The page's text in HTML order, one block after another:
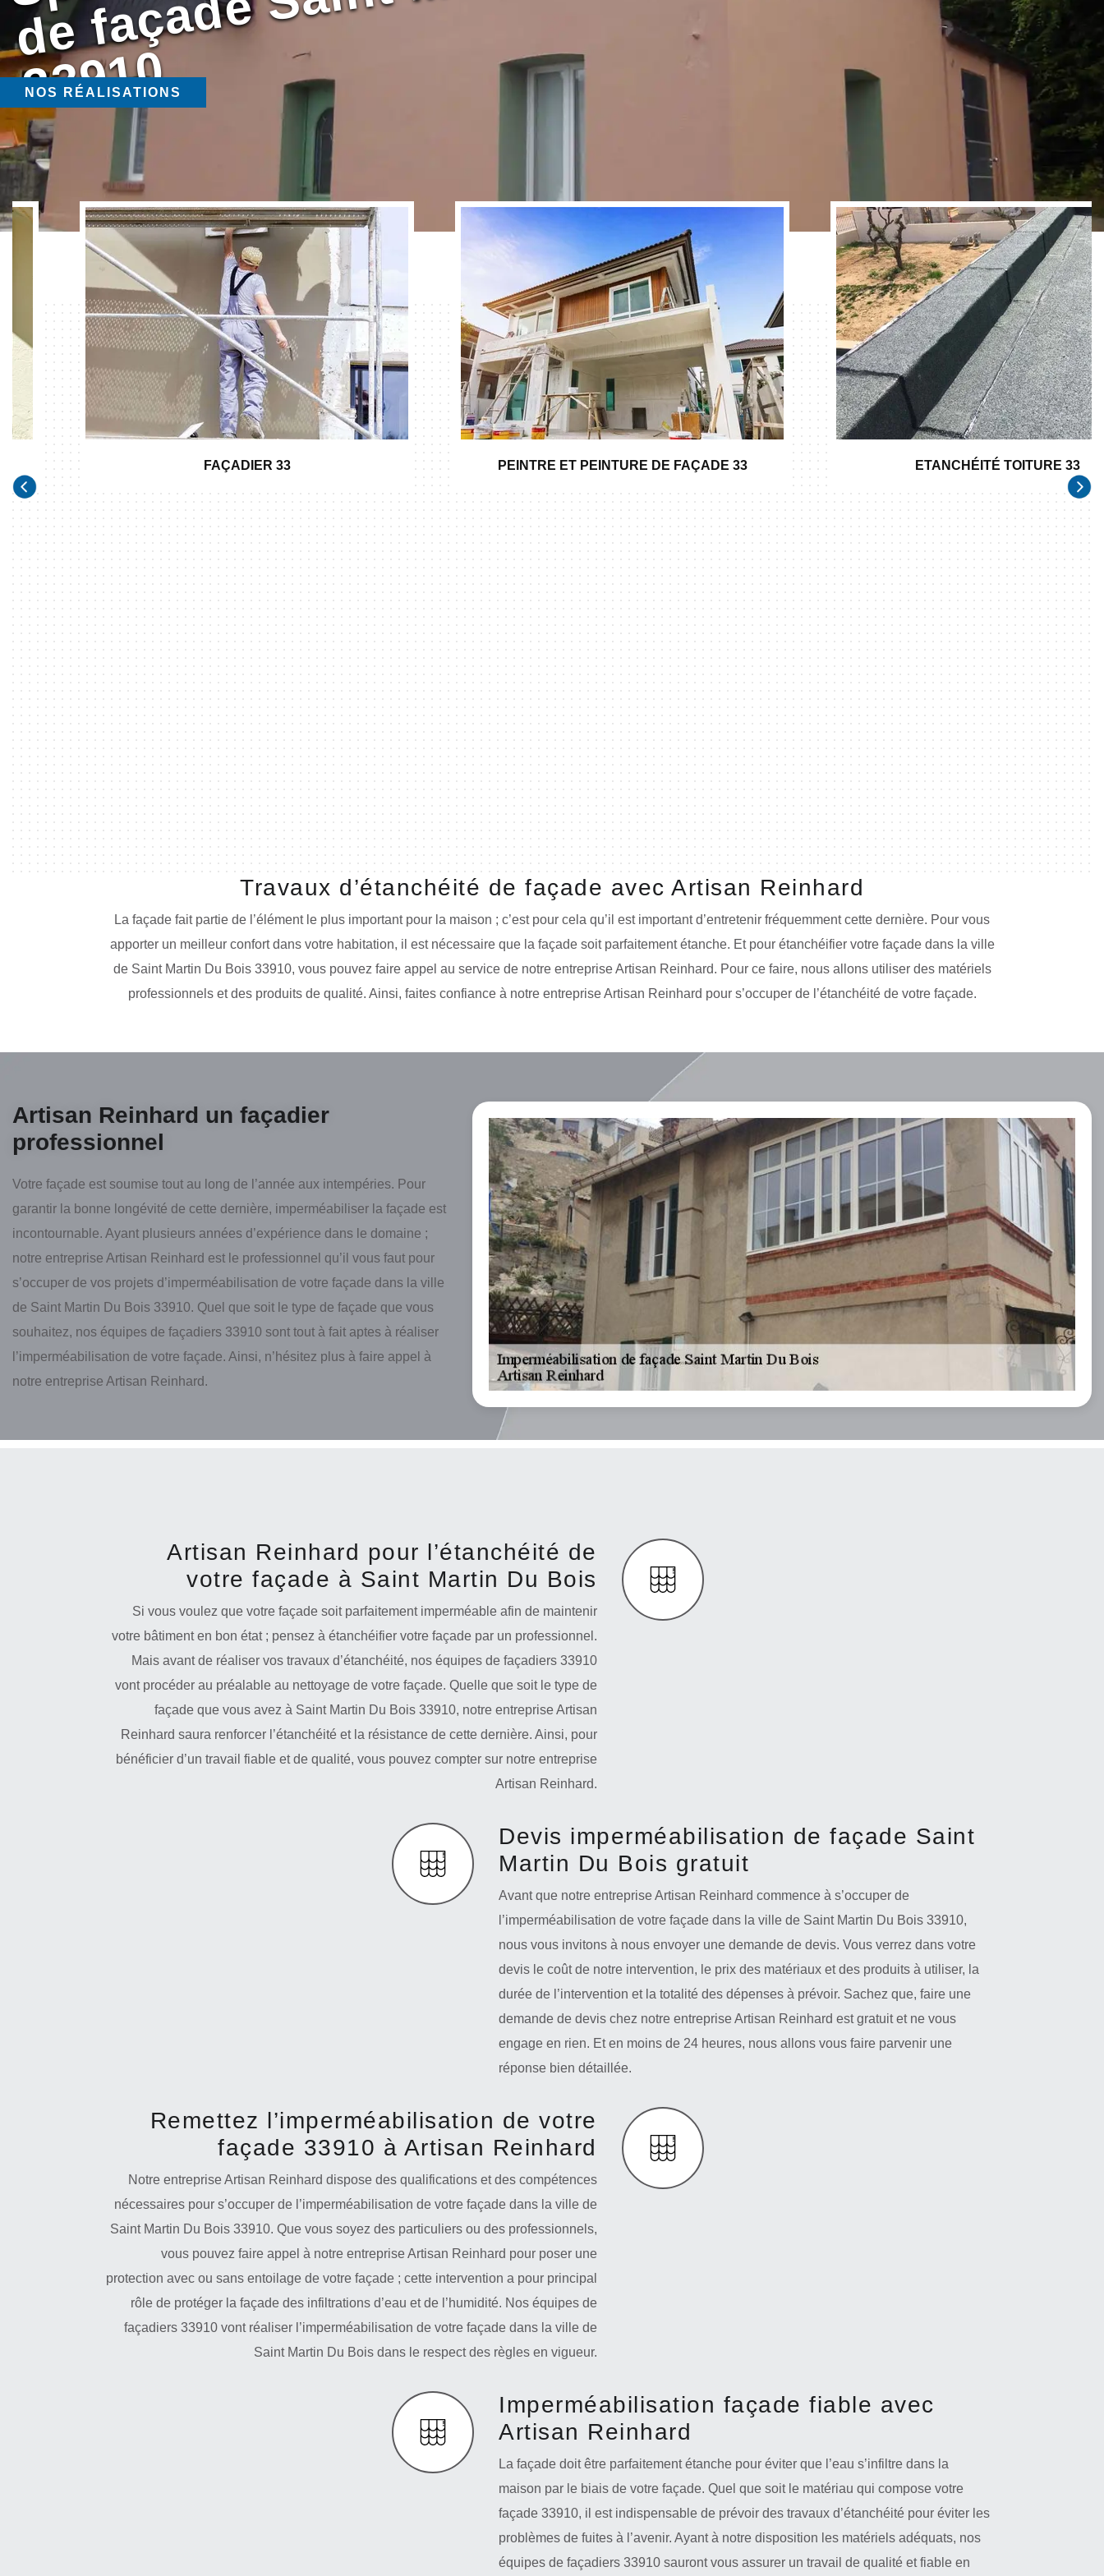
0
NOS RÉALISATIONS
FAÇADIER 33 PEINTRE ET PEINTURE DE FAÇADE 33 ETANCHÉITÉ TOITURE 33
Travaux d’étanchéité de façade avec Artisan Reinhard
La façade fait partie de l’élément le plus important pour la maison ; c’est pour cela qu’il est important d’entretenir fréquemment cette dernière. Pour vous
apporter un meilleur confort dans votre habitation, il est nécessaire que la façade soit parfaitement étanche. Et pour étanchéifier votre façade dans la ville
de Saint Martin Du Bois 33910, vous pouvez faire appel au service de notre entreprise Artisan Reinhard. Pour ce faire, nous allons utiliser des matériels
professionnels et des produits de qualité. Ainsi, faites confiance à notre entreprise Artisan Reinhard pour s’occuper de l’étanchéité de votre façade.
Artisan Reinhard un façadier
professionnel
Votre façade est soumise tout au long de l’année aux intempéries. Pour
garantir la bonne longévité de cette dernière, imperméabiliser la façade est
incontournable. Ayant plusieurs années d’expérience dans le domaine ;
notre entreprise Artisan Reinhard est le professionnel qu’il vous faut pour
s’occuper de vos projets d’imperméabilisation de votre façade dans la ville
de Saint Martin Du Bois 33910. Quel que soit le type de façade que vous
souhaitez, nos équipes de façadiers 33910 sont tout à fait aptes à réaliser
l’imperméabilisation de votre façade. Ainsi, n’hésitez plus à faire appel à
notre entreprise Artisan Reinhard.
Artisan Reinhard pour l’étanchéité de
votre façade à Saint Martin Du Bois
Si vous voulez que votre façade soit parfaitement imperméable afin de maintenir
votre bâtiment en bon état ; pensez à étanchéifier votre façade par un professionnel.
Mais avant de réaliser vos travaux d’étanchéité, nos équipes de façadiers 33910
vont procéder au préalable au nettoyage de votre façade. Quelle que soit le type de
façade que vous avez à Saint Martin Du Bois 33910, notre entreprise Artisan
Reinhard saura renforcer l’étanchéité et la résistance de cette dernière. Ainsi, pour
bénéficier d’un travail fiable et de qualité, vous pouvez compter sur notre entreprise
Artisan Reinhard.
Devis imperméabilisation de façade Saint
Martin Du Bois gratuit
Avant que notre entreprise Artisan Reinhard commence à s’occuper de
l’imperméabilisation de votre façade dans la ville de Saint Martin Du Bois 33910,
nous vous invitons à nous envoyer une demande de devis. Vous verrez dans votre
devis le coût de notre intervention, le prix des matériaux et des produits à utiliser, la
durée de l’intervention et la totalité des dépenses à prévoir. Sachez que, faire une
demande de devis chez notre entreprise Artisan Reinhard est gratuit et ne vous
engage en rien. Et en moins de 24 heures, nous allons vous faire parvenir une
réponse bien détaillée.
Remettez l’imperméabilisation de votre
façade 33910 à Artisan Reinhard
Notre entreprise Artisan Reinhard dispose des qualifications et des compétences
nécessaires pour s’occuper de l’imperméabilisation de votre façade dans la ville de
Saint Martin Du Bois 33910. Que vous soyez des particuliers ou des professionnels,
vous pouvez faire appel à notre entreprise Artisan Reinhard pour poser une
protection avec ou sans entoilage de votre façade ; cette intervention a pour principal
rôle de protéger la façade des infiltrations d’eau et de l’humidité. Nos équipes de
façadiers 33910 vont réaliser l’imperméabilisation de votre façade dans la ville de
Saint Martin Du Bois dans le respect des règles en vigueur.
Imperméabilisation façade fiable avec
Artisan Reinhard
La façade doit être parfaitement étanche pour éviter que l’eau s’infiltre dans la
maison par le biais de votre façade. Quel que soit le matériau qui compose votre
façade 33910, il est indispensable de prévoir des travaux d’étanchéité pour éviter les
problèmes de fuites à l’avenir. Ayant à notre disposition les matériels adéquats, nos
équipes de façadiers 33910 sauront vous assurer un travail de qualité et fiable en